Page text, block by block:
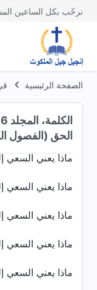
نرحّب بكل الساعين
الصفحة الرئيسية
الحق (الفصول
ماذا يعني السعي
ماذا يعني السعي
ماذا يعني السعي
ماذا يعني السعي
ماذا يعني السعي
ماذا يعني السعي
ماذا يعني السعي
ماذا يعني السعي
ماذا يعني السعي